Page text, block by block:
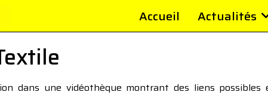
Accueil Actualités
dans une vidéothèque montrant des liens